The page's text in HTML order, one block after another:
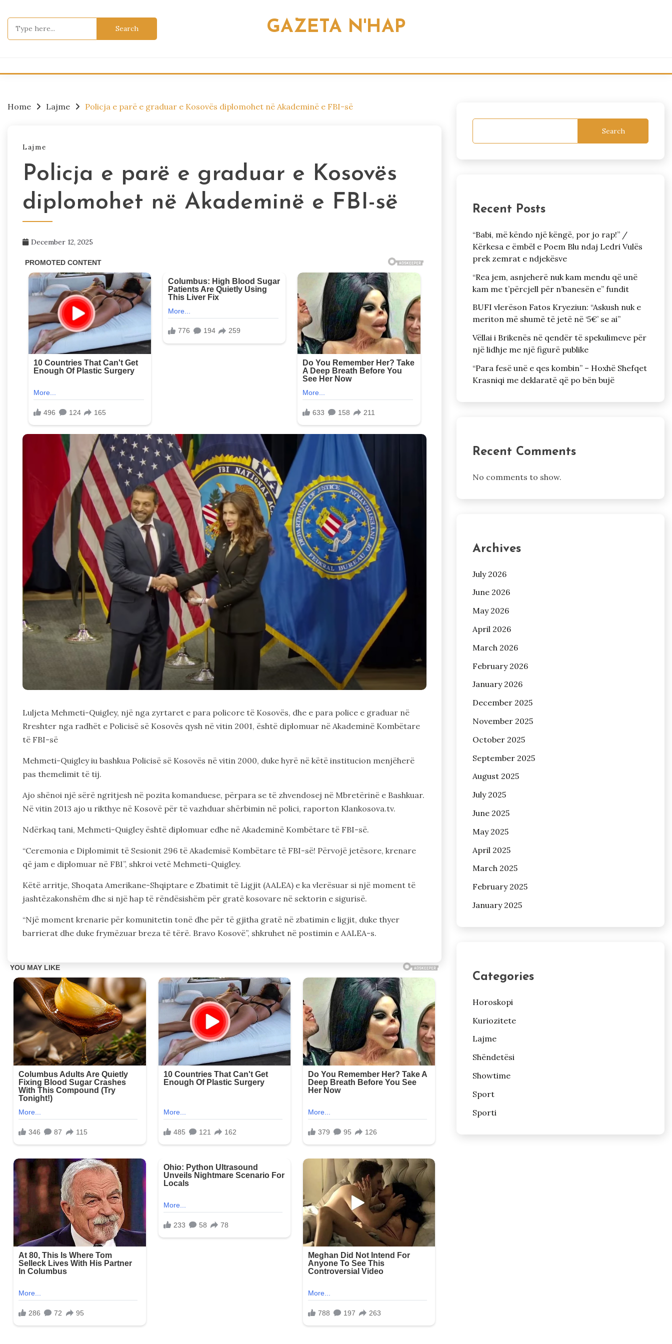
to
content
GAZETA N'HAP
Home Lajme Policja e parë e graduar e Kosovës diplomohet në Akademinë e FBI-së
Lajme
Policja e parë e graduar e Kosovës
diplomohet në Akademinë e FBI-së
December 12, 2025
Luljeta Mehmeti-Quigley, një nga zyrtaret e para policore të Kosovës, dhe e para police e graduar në
Rreshter nga radhët e Policisë së Kosovës qysh në vitin 2001, është diplomuar në Akademinë Kombëtare
të FBI-së
Mehmeti-Quigley iu bashkua Policisë së Kosovës në vitin 2000, duke hyrë në këtë institucion menjëherë
pas themelimit të tij.
Ajo shënoi një sërë ngritjesh në pozita komanduese, përpara se të zhvendosej në Mbretërinë e Bashkuar.
Në vitin 2013 ajo u rikthye në Kosovë për të vazhduar shërbimin në polici, raporton Klankosova.tv.
Ndërkaq tani, Mehmeti-Quigley është diplomuar edhe në Akademinë Kombëtare të FBI-së.
“Ceremonia e Diplomimit të Sesionit 296 të Akademisë Kombëtare të FBI-së! Përvojë jetësore, krenare
që jam e diplomuar në FBI”, shkroi vetë Mehmeti-Quigley.
Këtë arritje, Shoqata Amerikane-Shqiptare e Zbatimit të Ligjit (AALEA) e ka vlerësuar si një moment të
jashtëzakonshëm dhe si një hap të rëndësishëm për gratë kosovare në sektorin e sigurisë.
“Një moment krenarie për komunitetin tonë dhe për të gjitha gratë në zbatimin e ligjit, duke thyer
barrierat dhe duke frymëzuar breza të tërë. Bravo Kosovë”, shkruhet në postimin e AALEA-s.
Search
Recent Posts
“Babi, më këndo një këngë, por jo rap!” /
Kërkesa e ëmbël e Poem Blu ndaj Ledri Vulës
prek zemrat e ndjekësve
“Rea jem, asnjeherë nuk kam mendu që unë
kam me t’përcjell për n’banesën e” fundit
BUFI vlerëson Fatos Kryeziun: “Askush nuk e
meriton më shumë të jetë në ‘5€’ se ai”
Vëllai i Brikenës në qendër të spekulimeve për
një lidhje me një figurë publike
“Para fesë unë e qes kombin” – Hoxhë Shefqet
Krasniqi me deklaratë që po bën bujë
Recent Comments
No comments to show.
Archives
July 2026
June 2026
May 2026
April 2026
March 2026
February 2026
January 2026
December 2025
November 2025
October 2025
September 2025
August 2025
July 2025
June 2025
May 2025
April 2025
March 2025
February 2025
January 2025
Categories
Horoskopi
Kuriozitete
Lajme
Shëndetësi
Showtime
Sport
Sporti